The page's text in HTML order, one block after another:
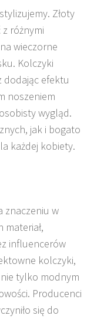
Złoty
różnymi
wieczorne
Kolczyki
dodając efektu
noszeniem
wygląd.
jak i bogato
każdej kobiety.
znaczeniu w
influencerów
kolczyki,
nie tylko modnym
Producenci
się do